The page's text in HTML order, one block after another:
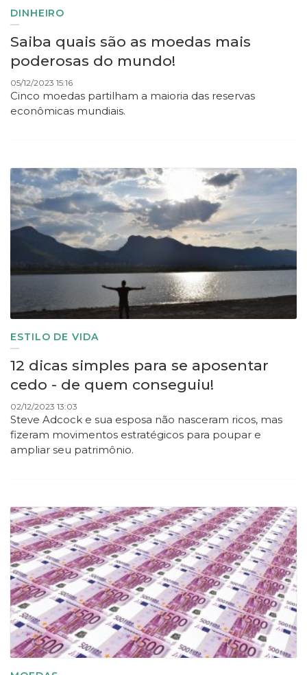
DINHEIRO
Saiba quais são as moedas mais
poderosas do mundo!
05/12/2023 15:16
Cinco moedas partilham a maioria das reservas
econômicas mundiais.
ESTILO DE VIDA
12 dicas simples para se aposentar
cedo - de quem conseguiu!
02/12/2023 13:03
Steve Adcock e sua esposa não nasceram ricos, mas
fizeram movimentos estratégicos para poupar e
ampliar seu patrimônio.